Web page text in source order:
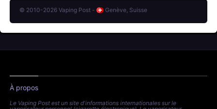
© 2010-2026 Vaping Post - Genève, Suisse
À propos
Le Vaping Post est un site d'informations internationales sur le